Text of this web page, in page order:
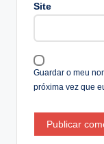
Site
Guardar o meu
próxima vez que
ti
e
: